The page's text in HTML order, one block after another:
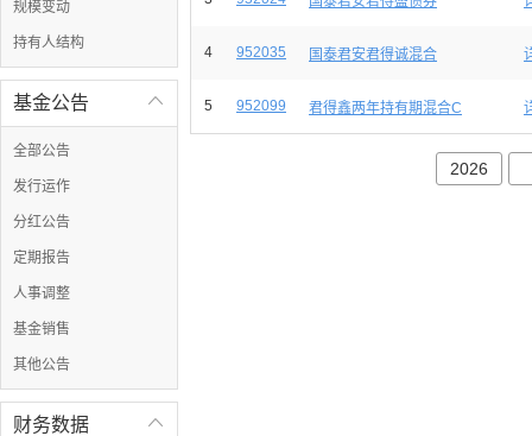
规模变动
持有人结构

基金公告
全部公告
发行运作
分红公告
定期报告
人事调整
基金销售
其他公告

财务数据
4 952035 国泰君安君得诚混合
5 952099 君得鑫两年持有期混合C
2026